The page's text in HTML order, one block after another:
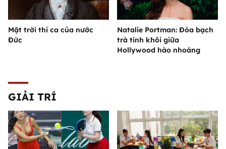
Mặt trời thi ca của nước
Đức
Natalie Portman: Đóa bạch
trà tinh khôi giữa
Hollywood hào nhoáng
GIẢI TRÍ